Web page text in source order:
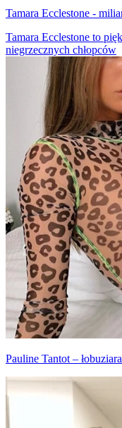
Tamara Ecclestone -
Tamara Ecclestone to
niegrzecznych chłopców
Pauline Tantot –